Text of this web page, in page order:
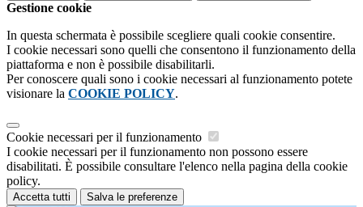
Gestione cookie
In questa schermata è possibile scegliere quali cookie consentire.
I cookie necessari sono quelli che consentono il funzionamento della
piattaforma e non è possibile disabilitarli.
Per conoscere quali sono i cookie necessari al funzionamento potete
visionare la COOKIE POLICY.
Cookie necessari per il funzionamento
I cookie necessari per il funzionamento non possono essere
disabilitati. È possibile consultare l'elenco nella pagina della cookie
policy.
Accetta tutti Salva le preferenze